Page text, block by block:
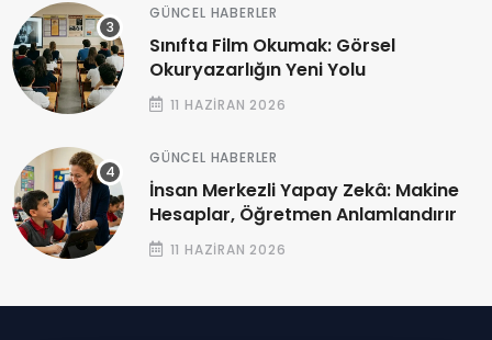
GÜNCEL HABERLER
Sınıfta Film Okumak: Görsel
Okuryazarlığın Yeni Yolu
11 HAZIRAN 2026
GÜNCEL HABERLER
İnsan Merkezli Yapay Zekâ: Makine
Hesaplar, Öğretmen Anlamlandırır
11 HAZIRAN 2026